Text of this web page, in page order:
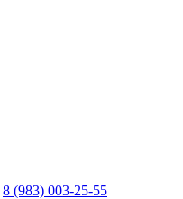
8 (983) 003-25-55